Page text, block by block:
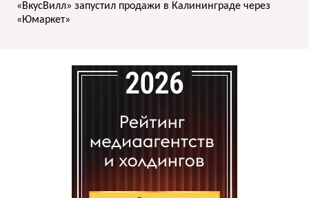
«ВкусВилл» запустил продажи в Калининграде через
«Юмаркет»